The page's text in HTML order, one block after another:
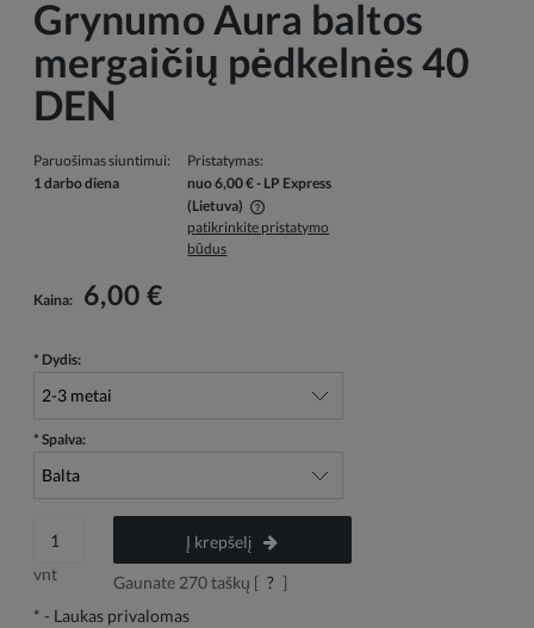
Grynumo Aura baltos
mergaičių pėdkelnės 40
DEN
Paruošimas siuntimui:
1 darbo diena
Pristatymas:
nuo 6,00 €- LP Express
(Lietuva)
Į kainą neįskaičiuotos galimos mokėjimo išlaidos
patikrinkite pristatymo
būdus
Kaina: 6,00 €
* Dydis:
* Spalva:
vnt
Į krepšelį
Gaunate 270taškų [ ? ]
* - Laukas privalomas